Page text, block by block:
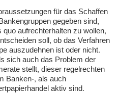
für das Schaffen
gegeben sind,
aufrechterhalten zu wollen,
soll, ob das Verfahren
auszudehnen ist oder nicht.
sich auch das Problem der
stellt, dieser regelrechten
Banken-, als auch
aktiv sind.